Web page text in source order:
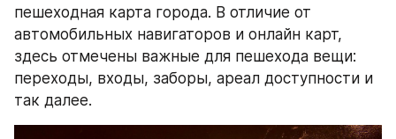
пешеходная карта города. В отличие от
автомобильных навигаторов и онлайн карт,
здесь отмечены важные для пешехода вещи:
переходы, входы, заборы, ареал доступности и
так далее.